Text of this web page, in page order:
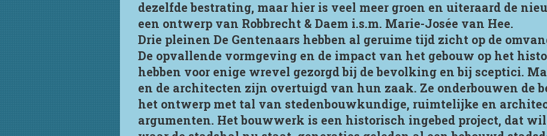
dezelfde bestrating, maar hier is veel meer groen en uiteraard de
een ontwerp van Robbrecht & Daem i.s.m. Marie-Josée van Hee.
Drie pleinen De Gentenaars hebben al geruime tijd zicht op de
De opvallende vormgeving en de impact van het gebouw op het
hebben voor enige wrevel gezorgd bij de bevolking en bij sceptici.
en de architecten zijn overtuigd van hun zaak. Ze onderbouwen de
het ontwerp met tal van stedenbouwkundige, ruimtelijke en
argumenten. Het bouwwerk is een historisch ingebed project, dat